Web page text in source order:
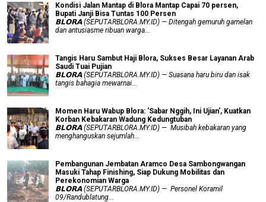
Kondisi Jalan Mantap di Blora Mantap Capai 70 persen,
Bupati Janji Bisa Tuntas 100 Persen
𝗕𝗟𝗢𝗥𝗔 (SEPUTARBLORA.MY.ID) — Ditengah gemuruh gamelan
dan antusiasme ribuan warga...
Tangis Haru Sambut Haji Blora, Sukses Besar Layanan Arab
Saudi Tuai Pujian
𝗕𝗟𝗢𝗥𝗔 (SEPUTARBLORA.MY.ID) — Suasana haru biru dan isak
tangis bahagia mewarnai...
Momen Haru Wabup Blora: ​'Sabar Nggih, Ini Ujian', Kuatkan
Korban Kebakaran Wadung Kedungtuban
𝗕𝗟𝗢𝗥𝗔 (SEPUTARBLORA.MY.ID) — Musibah kebakaran yang
menghanguskan sejumlah...
Pembangunan Jembatan Aramco Desa Sambongwangan
Masuki Tahap Finishing, Siap Dukung Mobilitas dan
Perekonomian Warga
𝗕𝗟𝗢𝗥𝗔 (SEPUTARBLORA.MY.ID) — Personel Koramil
09/Randublatung...